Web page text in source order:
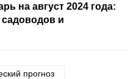
на август 2024 года:
и
прогноз